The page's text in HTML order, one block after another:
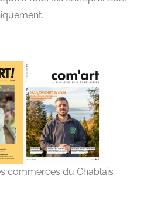
commerces du Chablais